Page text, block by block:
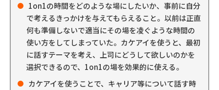
1on1の時間をどのような場にしたいか、事前に自分
で考えるきっかけを与えてもらえること。以前は正直
何も準備しないで適当にその場を凌ぐような時間の
使い方をしてしまっていた。カケアイを使うと、最初
に話すテーマを考え、上司にどうして欲しいのかを
選択できるので、1on1の場を効果的に使える。
カケアイを使うことで、キャリア等について話す時